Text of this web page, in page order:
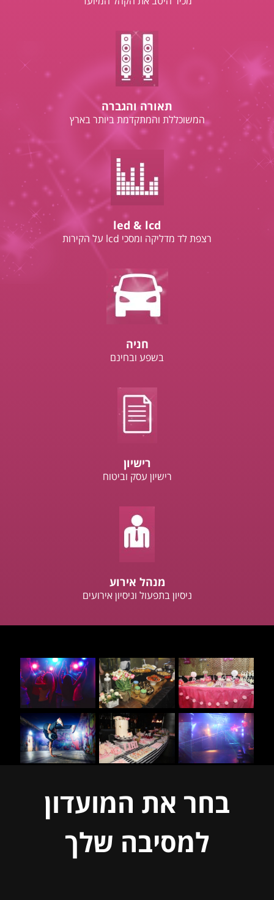
תאורה והגברה
המשוכללת והמתקדמת ביותר בארץ
led & lcd
רצפת לד מדליקה ומסכי lcd על הקירות
חניה
בשפע ובחינם
רישיון
רישיון עסק וביטוח
מנהל אירוע
ניסיון בתפעול וניסיון אירועים
בחר את המועדון
למסיבה שלך